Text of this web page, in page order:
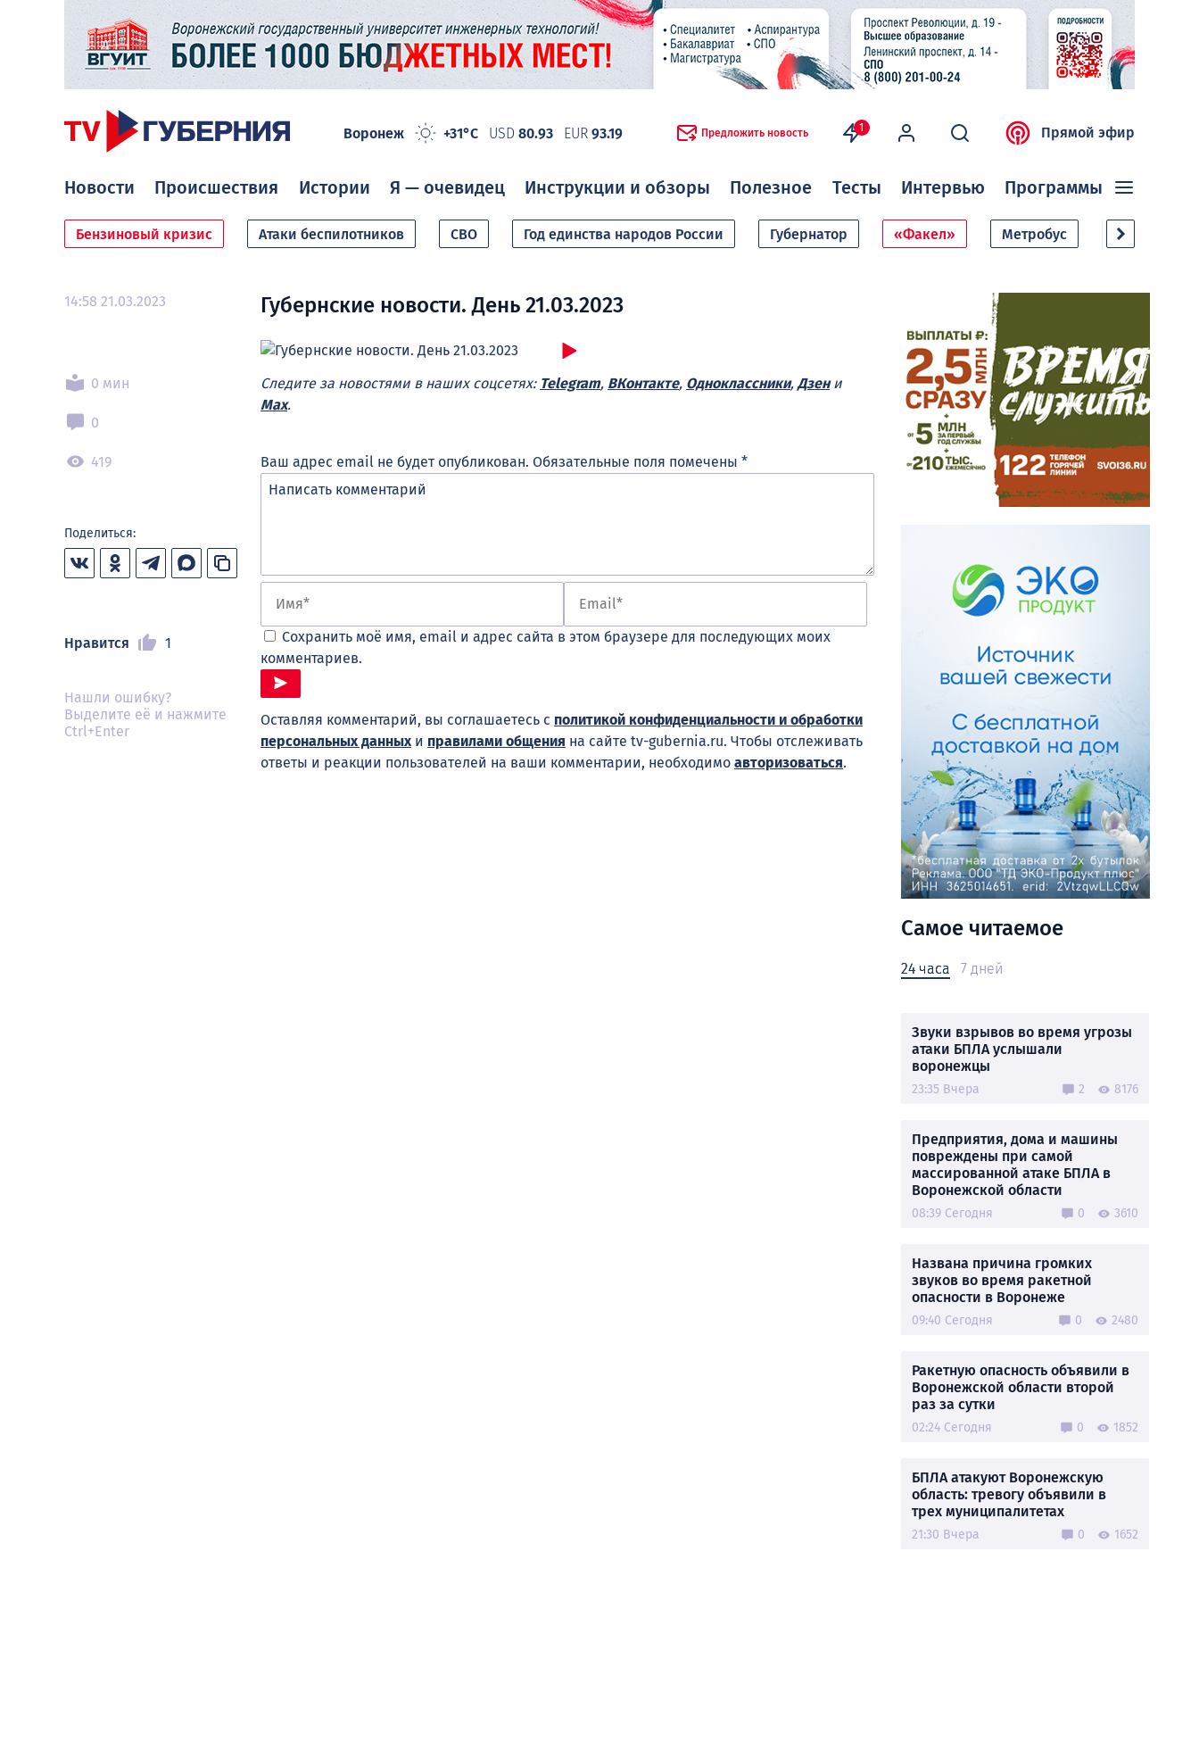
Воронеж +31°C USD 80.93 EUR 93.19 Предложить новость 1 Прямой эфир
Новости Происшествия Истории Я — очевидец Инструкции и обзоры Полезное Тесты Интервью Программы
Бензиновый кризис Атаки беспилотников СВО Год единства народов России Губернатор «Факел» Метробус Дачный
14:58 21.03.2023
0 мин
0
419
Поделиться:
Нравится 1
Нашли ошибку?
Выделите её и нажмите
Ctrl+Enter
Губернские новости. День 21.03.2023
Следите за новостями в наших соцсетях: Telegram, ВКонтакте, Одноклассники, Дзени
Max.
Ваш адрес email не будет опубликован. Обязательные поля помечены *
Сохранить моё имя, email и адрес сайта в этом браузере для последующих моих
комментариев.
Оставляя комментарий, вы соглашаетесь с политикой конфиденциальности и обработки
персональных данных и правилами общения на сайте tv-gubernia.ru. Чтобы отслеживать
ответы и реакции пользователей на ваши комментарии, необходимо авторизоваться.
Самое читаемое
24 часа 7 дней
Звуки взрывов во время угрозы
атаки БПЛА услышали
воронежцы
23:35 Вчера 2 8176
Предприятия, дома и машины
повреждены при самой
массированной атаке БПЛА в
Воронежской области
08:39 Сегодня 0 3610
Названа причина громких
звуков во время ракетной
опасности в Воронеже
09:40 Сегодня 0 2480
Ракетную опасность объявили в
Воронежской области второй
раз за сутки
02:24 Сегодня 0 1852
БПЛА атакуют Воронежскую
область: тревогу объявили в
трех муниципалитетах
21:30 Вчера 0 1652